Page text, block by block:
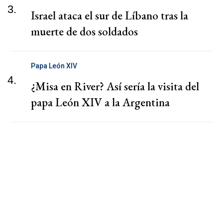
3.
Israel ataca el sur de Líbano tras la
muerte de dos soldados
4.
Papa León XIV
¿Misa en River? Así sería la visita del
papa León XIV a la Argentina